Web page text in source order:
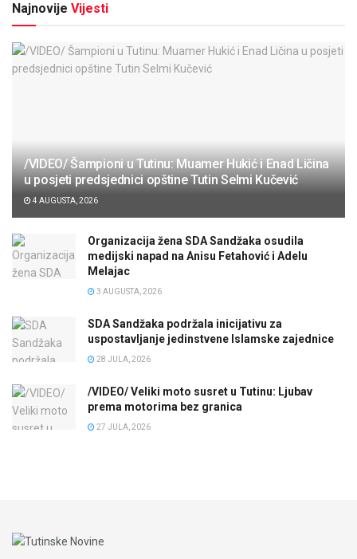
Najnovije Vijesti
/VIDEO/ Šampioni u Tutinu: Muamer Hukić i Enad Ličina
u posjeti predsjednici opštine Tutin Selmi Kučević
4 AUGUSTA, 2026
Organizacija žena SDA Sandžaka osudila
medijski napad na Anisu Fetahović i Adelu
Melajac
3 AUGUSTA, 2026
SDA Sandžaka podržala inicijativu za
uspostavljanje jedinstvene Islamske zajednice
28 JULA, 2026
/VIDEO/ Veliki moto susret u Tutinu: Ljubav
prema motorima bez granica
27 JULA, 2026